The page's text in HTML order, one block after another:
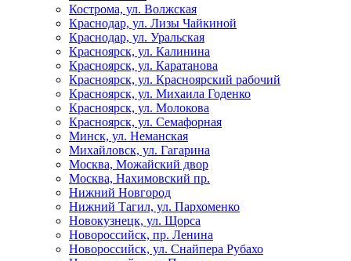
Кострома, ул. Волжская
Краснодар, ул. Лизы Чайкиной
Краснодар, ул. Уральская
Красноярск, ул. Калинина
Красноярск, ул. Каратанова
Красноярск, ул. Красноярский рабочий
Красноярск, ул. Михаила Годенко
Красноярск, ул. Молокова
Красноярск, ул. Семафорная
Минск, ул. Неманская
Михайловск, ул. Гагарина
Москва, Можайский двор
Москва, Нахимовский пр.
Нижний Новгород
Нижний Тагил, ул. Пархоменко
Новокузнецк, ул. Щорса
Новороссийск, пр. Ленина
Новороссийск, ул. Снайпера Рубахо